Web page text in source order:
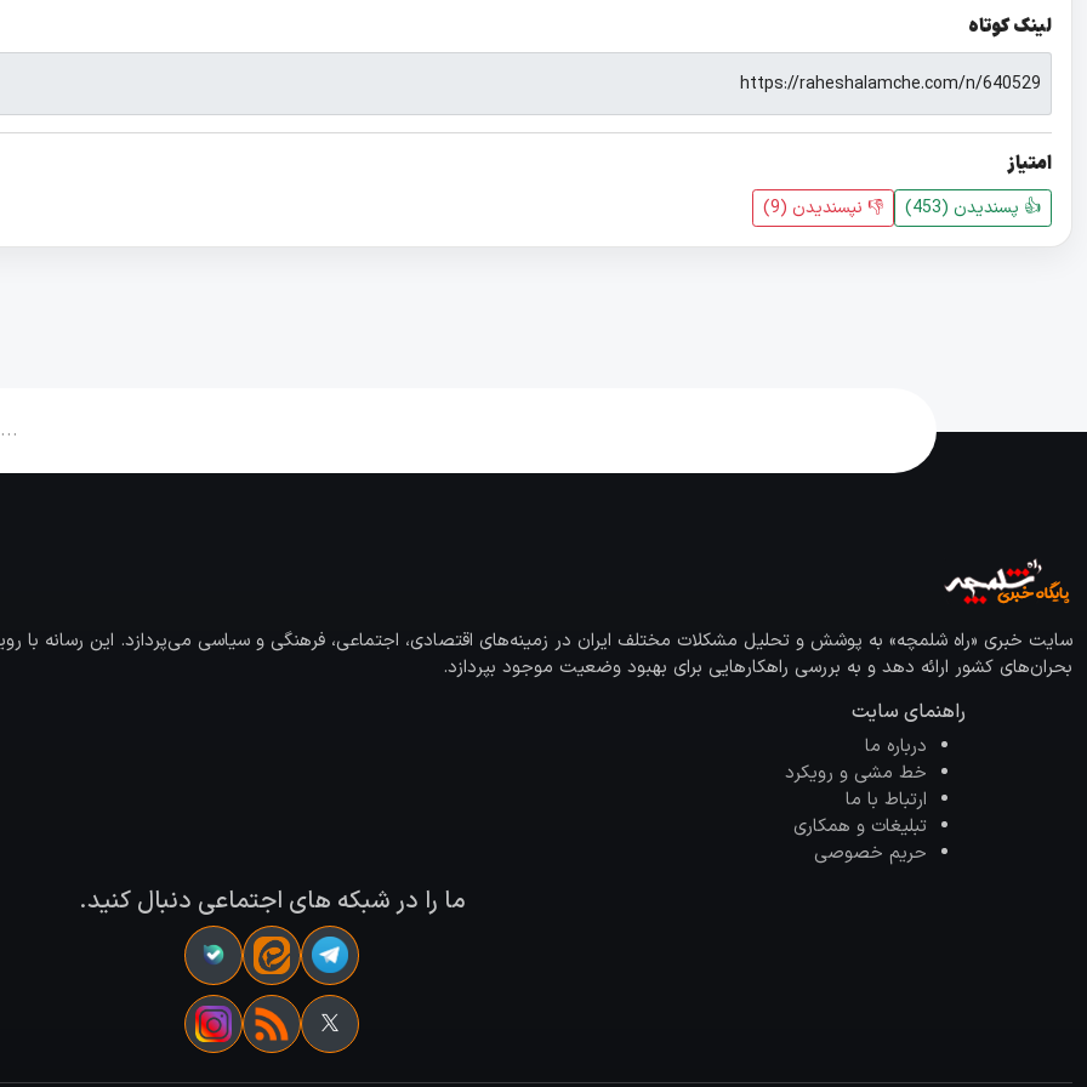
لینک کوتاه
امتیاز
👍 پسندیدن (453
) 👎 نپسندیدن‌ ( 9
)
سایت خبری «راه شلمچه» به پوشش و تحلیل مشکلات مختلف ایران در زمینه‌های اقتصادی، اجتماعی، فرهنگی و سیاسی می‌پردازد. این رسانه با
بحران‌های کشور ارائه دهد و به بررسی راهکارهایی برای بهبود وضعیت موجود بپردازد.
راهنمای سایت
درباره ما
خط مشی و رویکرد
ارتباط با ما
تبلیغات و همکاری
حریم خصوصی
ما را در شبکه های اجتماعی دنبال کنید.